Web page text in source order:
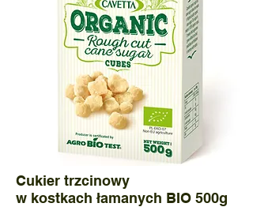
Cukier trzcinowy
w kostkach łamanych BIO 500g